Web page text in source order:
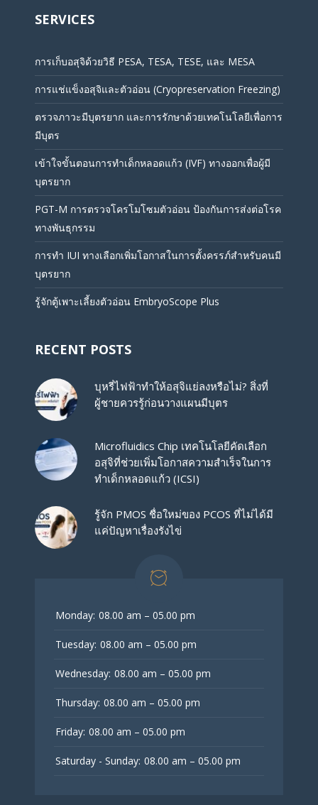
SERVICES
การเก็บอสุจิด้วยวิธี PESA, TESA, TESE, และ MESA
การแช่แข็งอสุจิและตัวอ่อน (Cryopreservation Freezing)
ตรวจภาวะมีบุตรยาก และการรักษาด้วยเทคโนโลยีเพื่อการ
มีบุตร
เข้าใจขั้นตอนการทำเด็กหลอดแก้ว (IVF) ทางออกเพื่อผู้มี
บุตรยาก
PGT-M การตรวจโครโมโซมตัวอ่อน ป้องกันการส่งต่อโรค
ทางพันธุกรรม
การทำ IUI ทางเลือกเพิ่มโอกาสในการตั้งครรภ์สำหรับคนมี
บุตรยาก
รู้จักตู้เพาะเลี้ยงตัวอ่อน EmbryoScope Plus
RECENT POSTS
บุหรี่ไฟฟ้าทำให้อสุจิแย่ลงหรือไม่? สิ่งที่
ผู้ชายควรรู้ก่อนวางแผนมีบุตร
Microfluidics Chip เทคโนโลยีคัดเลือก
อสุจิที่ช่วยเพิ่มโอกาสความสำเร็จในการ
ทำเด็กหลอดแก้ว (ICSI)
รู้จัก PMOS ชื่อใหม่ของ PCOS ที่ไม่ได้มี
แค่ปัญหาเรื่องรังไข่
Monday: 08.00 am – 05.00 pm
Tuesday: 08.00 am – 05.00 pm
Wednesday: 08.00 am – 05.00 pm
Thursday: 08.00 am – 05.00 pm
Friday: 08.00 am – 05.00 pm
Saturday - Sunday: 08.00 am – 05.00 pm